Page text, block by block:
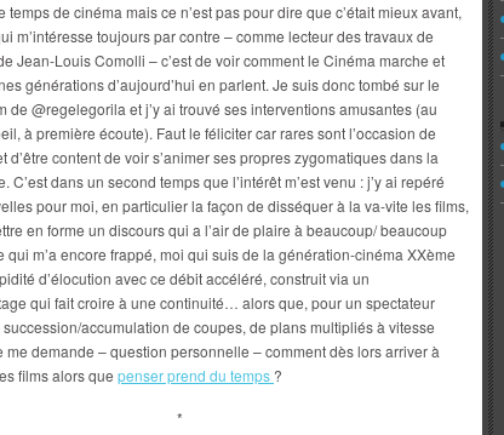
temps de cinéma mais ce n’est pas pour dire que c’était mieux avant,
m’intéresse toujours par contre – comme lecteur des travaux de
Jean-Louis Comolli – c’est de voir comment le Cinéma marche et
générations d’aujourd’hui en parlent. Je suis donc tombé sur le
de @regelegorila et j’y ai trouvé ses interventions amusantes (au
à première écoute). Faut le féliciter car rares sont l’occasion de
d’être content de voir s’animer ses propres zygomatiques dans la
C’est dans un second temps que l’intérêt m’est venu : j’y ai repéré
pour moi, en particulier la façon de disséquer à la va-vite les films,
en forme un discours qui a l’air de plaire à beaucoup/ beaucoup
qui m’a encore frappé, moi qui suis de la génération-cinéma XXème
d’élocution avec ce débit accéléré, construit via un
qui fait croire à une continuité… alors que, pour un spectateur
succession/accumulation de coupes, de plans multipliés à vitesse
me demande – question personnelle – comment dès lors arriver à
films alors que penser prend du temps ?
*